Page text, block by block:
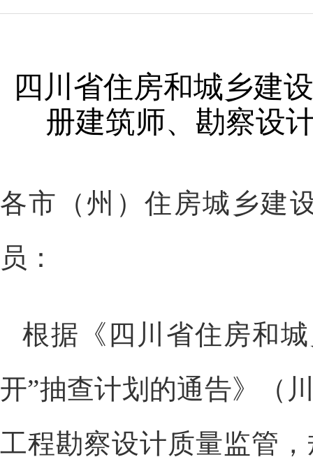
四川省住房和城乡建
册建筑师、勘察设
各市（州）住房城乡建
员：
根据《四川省住房和
开”抽查计划的通告》（
工程勘察设计质量监管